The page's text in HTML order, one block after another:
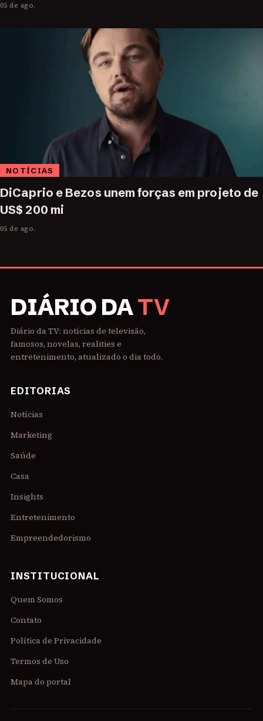
05 de ago.
NOTÍCIAS
DiCaprio e Bezos unem forças em projeto de
US$ 200 mi
05 de ago.
DIÁRIO DATV
Diário da TV: notícias de televisão,
famosos, novelas, realities e
entretenimento, atualizado o dia todo.
EDITORIAS
Notícias
Marketing
Saúde
Casa
Insights
Entretenimento
Empreendedorismo
INSTITUCIONAL
Quem Somos
Contato
Política de Privacidade
Termos de Uso
Mapa do portal